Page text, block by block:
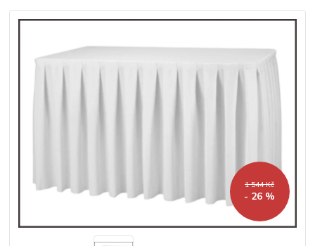
1 544 Kč
- 26 %